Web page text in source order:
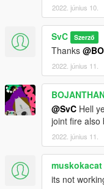
2022. június 10.
SvC Szerző
Thanks
2022. június 11.
@SvC Hell
joint fire also
2022. június 11.
muskokacat
its not